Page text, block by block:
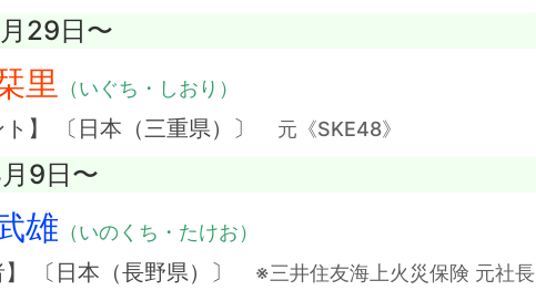
29日〜
里 （いぐち・しおり）
ト】 〔日本（三重県）〕 元《SKE48》
9日〜
雄 （いのくち・たけお）
】 〔日本（長野県）〕 ※三井住友海上火災保険 元社長